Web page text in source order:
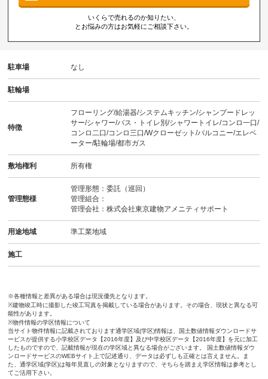
いくらで売れるのか知りたい、
とお悩みの方はお気軽にご相談下さい。
駐車場 なし
駐輪場
特徴
フローリング/給湯器/システムキッチン/シャンプードレッ
サー/シャワー/バス・トイレ別/シャワートイレ/コンロ一口/
コンロ二口/コンロ三口/Wクローゼット/バルコニー/エレベ
ーター/駐輪場/都市ガス
敷地権利 所有権
管理態様
管理形態：委託（巡回）
管理組合：
管理会社：株式会社東京建物アメニティサポート
用途地域 準工業地域
施工
※各種情報と差異がある場合は現況優先となります。
※建物竣工時に撮影した竣工写真を掲載している場合があります。その場合、現状と異なる可
能性があります。
※物件情報の学区情報について
当サイト物件情報に記載されております通学区域(学区)情報は、国土数値情報ダウンロードサ
ービスが提供する小学校区データ【2016年度】及び中学校区データ【2016年度】を元に加工
したものですので、記載情報が現在の学区域と異なる場合がございます。 国土数値情報ダウ
ンロードサービスのWEBサイト上で記述通り、データは必ずしも正確とは言えません。ま
た、通学区域(学区)は毎年見直しの対象となりますので、そちらを踏まえ学区情報は参考とし
てご活用下さい。